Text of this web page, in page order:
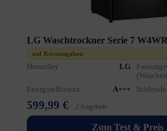
LG Waschtrockner Serie 7
auf Kernangaben
Hersteller LG
Energieeffizienz
A+++
599,99 € · 2 Angebote
Zum Test &